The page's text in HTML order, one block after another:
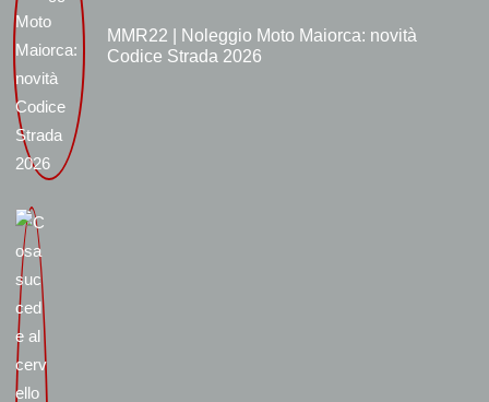
MMR22 | Noleggio Moto Maiorca: novità
Codice Strada 2026